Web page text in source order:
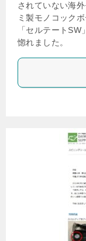
されていない海
ミ製モノコック
「セルテート
惚れました。